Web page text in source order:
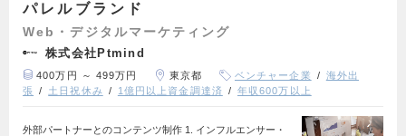
パレルブランド
Web・デジタルマーケティング
株式会社Ptmind
400万円 ～ 499万円 東京都 ベンチャー企業
海外出
張
土日祝休み 1億円以上資金調達済 年収600万以上
外部パートナーとのコンテンツ制作 1. インフルエンサー・